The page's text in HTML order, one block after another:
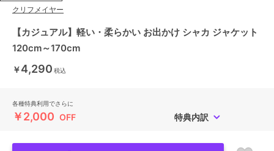
クリフメイヤー
【カジュアル】軽い・柔らかい お出かけ シャカ ジャケット
120cm～170cm
￥4,290 税込
各種特典利用でさらに
￥2,000 OFF 特典内訳